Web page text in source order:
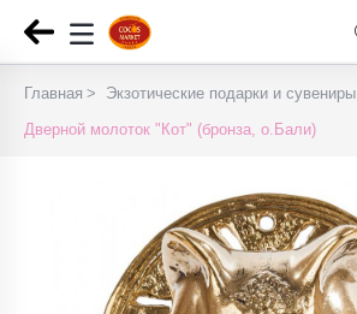
Главная
Экзотические подарки и сувениры
Дверной молоток "Кот" (бронза, о.Бали)